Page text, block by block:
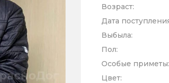
Возраст:
Дата
Выбыла:
Пол:
Особые приметы:
Цвет: